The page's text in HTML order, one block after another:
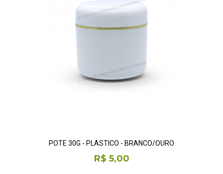
POTE 30G - PLÁSTICO - BRANCO/OURO
R$ 5,00